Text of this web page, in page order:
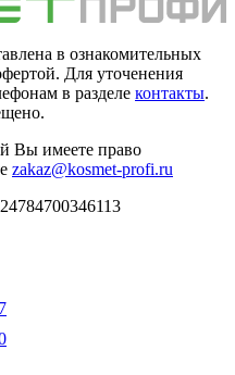
в ознакомительных
Для уточенения
в разделе контакты.
Вы имеете право
zakaz@kosmet-profi.ru